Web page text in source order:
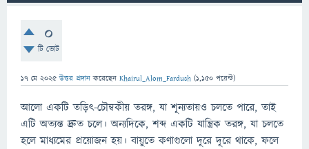
0
টি ভোট
17 মে 2025 উত্তর প্রদান করেছেন Khairul_Alom_Fardush (1,150 পয়েন্ট)
আলো একটি তড়িৎ-চৌম্বকীয় তরঙ্গ, যা শূন্যতায়ও চলতে পারে, তাই
এটি অত্যন্ত দ্রুত চলে। অন্যদিকে, শব্দ একটি যান্ত্রিক তরঙ্গ, যা চলতে
হলে মাধ্যমের প্রয়োজন হয়। বায়ুতে কণাগুলো দূরে দূরে থাকে, ফলে